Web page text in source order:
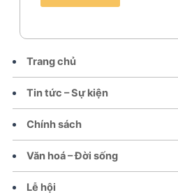
Trang chủ
Tin tức – Sự kiện
Chính sách
Văn hoá – Đời sống
Lễ hội